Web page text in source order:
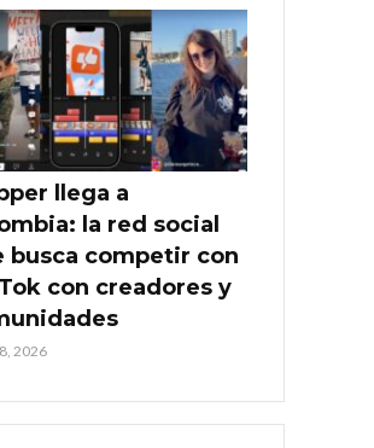
llega a
la red social
busca competir con
con creadores y
2026